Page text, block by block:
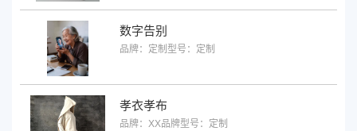
数字告别
品牌：定制 型号：定制
孝衣孝布
品牌：XX品牌型号：定制